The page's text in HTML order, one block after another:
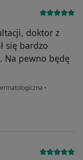
doktor z
się bardzo
Na pewno będę
•